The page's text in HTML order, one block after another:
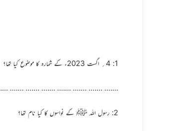
1: 4؍ اگست 2023ء کے شمارہ کا موضوع کیا تھا؟
……. ……. ……. ……. ……. ……. …….
2: رسول اللہ ﷺ کے نواسوں کا کیا نام تھا؟